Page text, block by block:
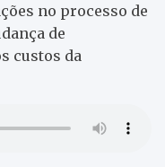
no processo de
de
custos da